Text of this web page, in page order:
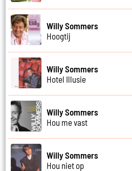
Willy Sommers
Hoogtij
Willy Sommers
Hotel Illusie
Willy Sommers
Hou me vast
Willy Sommers
Hou niet op